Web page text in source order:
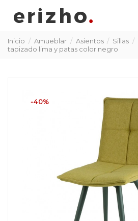
Inicio Amueblar Asientos Sillas
tapizado lima y patas color negro
-40%